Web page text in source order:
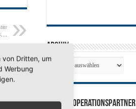
Archiv
SV 70 Kooperationspartner
von Dritten, um
Werbung